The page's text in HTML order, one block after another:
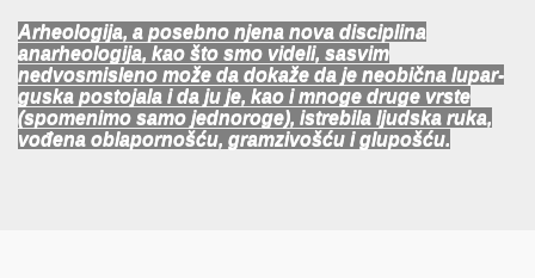
Arheologija, a posebno njena nova disciplina
anarheologija, kao što smo videli, sasvim
nedvosmisleno može da dokaže da je neobična lupar-
guska postojala i da ju je, kao i mnoge druge vrste
(spomenimo samo jednoroge), istrebila ljudska ruka,
vođena oblapornošću, gramzivošću i glupošću.